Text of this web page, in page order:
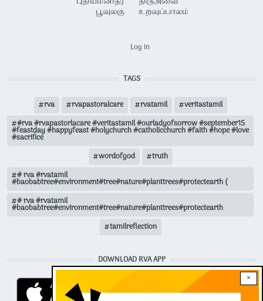
×
பூவுலகு
உறவுப்பாலம்
Log in
TAGS
rva rvapastoralcare rvatamil
veritastamil
#rva #rvapastorlacare #veritastamil #ourladyofsorrow #september15
#feastday #happyfeast #holychurch #catholicchurch #faith #hope #love
#sacrifice
wordofgod
truth
# rva #rvatamil
#baobabtree#environment#tree#nature#planttrees#protectearth (
# rva #rvatamil
#baobabtree#environment#tree#nature#planttrees#protectearth
tamilreflection
DOWNLOAD RVA APP